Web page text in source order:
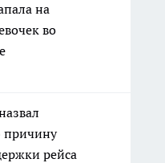
на
во
причину
рейса